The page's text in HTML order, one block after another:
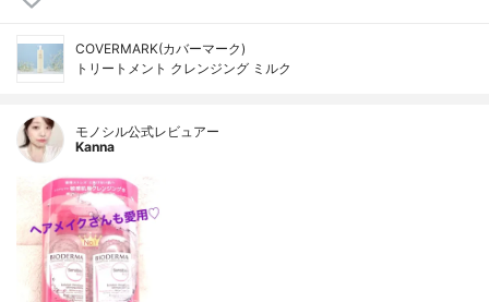
COVERMARK(カバーマーク)
トリートメント クレンジング ミルク
モノシル公式レビュアー
Kanna